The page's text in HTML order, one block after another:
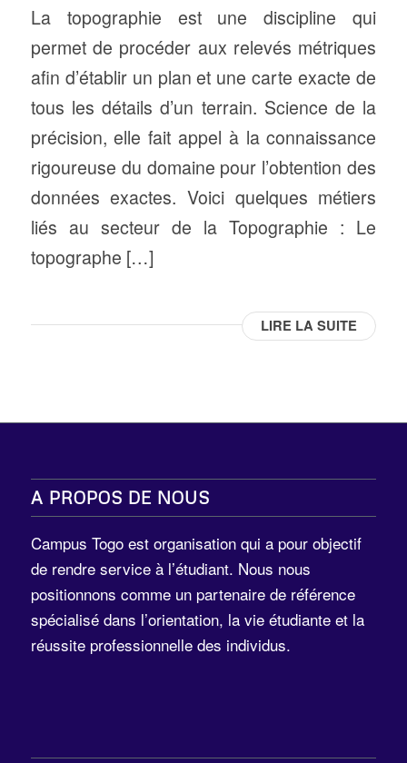
La topographie est une discipline qui
permet de procéder aux relevés métriques
afin d’établir un plan et une carte exacte de
tous les détails d’un terrain. Science de la
précision, elle fait appel à la connaissance
rigoureuse du domaine pour l’obtention des
données exactes. Voici quelques métiers
liés au secteur de la Topographie : Le
topographe […]
LIRE LA SUITE
A PROPOS DE NOUS
Campus Togo est organisation qui a pour objectif
de rendre service à l’étudiant. Nous nous
positionnons comme un partenaire de référence
spécialisé dans l’orientation, la vie étudiante et la
réussite professionnelle des individus.